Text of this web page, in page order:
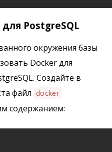
PostgreSQL
окружения базы
Docker для
Создайте в
файл docker-
содержанием: